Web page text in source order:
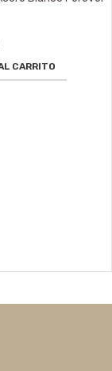
CARRITO